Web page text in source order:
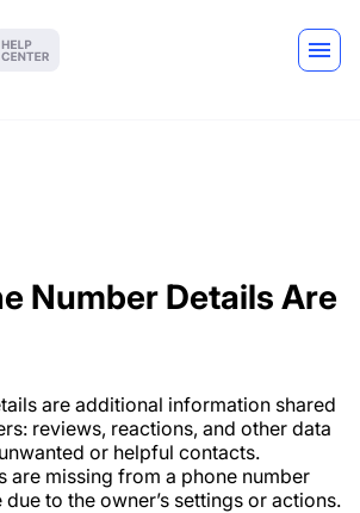
Number Details Are
are additional information shared
reviews, reactions, and other data
or helpful contacts.
are missing from a phone number
to the owner’s settings or actions.